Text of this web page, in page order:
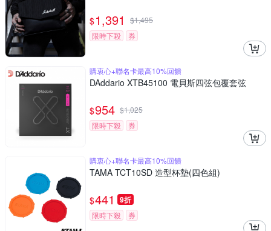
$1,391 $1,495
限時下殺
券
購衷心+聯名卡最高10%回饋
DAddario XTB45100 電貝斯四弦包覆套弦
$954 $1,025
限時下殺
券
購衷心+聯名卡最高10%回饋
TAMA TCT10SD 造型杯墊(四色組)
$441 9折
限時下殺 券